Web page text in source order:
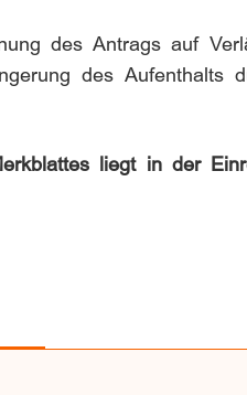
des Antrags auf
des
liegt in der